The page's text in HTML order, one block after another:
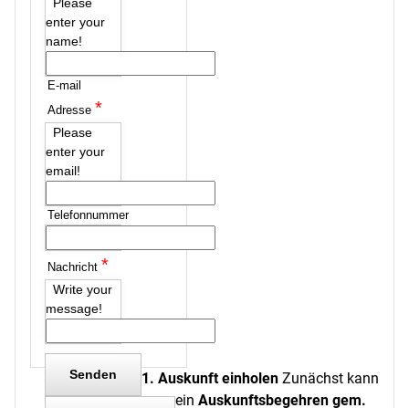
enter your
name!
E-mail
Adresse *
Please
enter your
email!
Telefonnummer
Nachricht *
Write your
message!
1. Auskunft einholen Zunächst kann
ein Auskunftsbegehren gem.